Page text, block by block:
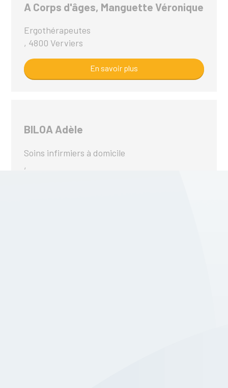
A Corps d'âges, Manguette Véronique
Ergothérapeutes
, 4800 Verviers
En savoir plus
BILOA Adèle
Soins infirmiers à domicile
,